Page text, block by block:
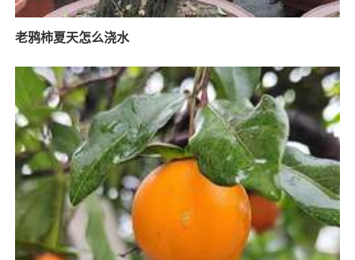
老鸦柿夏天怎么浇水